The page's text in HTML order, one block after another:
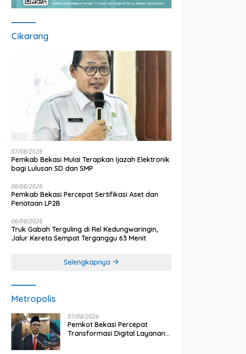
Cikarang
07/08/2026
Pemkab Bekasi Mulai Terapkan Ijazah Elektronik
bagi Lulusan SD dan SMP
06/08/2026
Pemkab Bekasi Percepat Sertifikasi Aset dan
Penataan LP2B
06/08/2026
Truk Gabah Terguling di Rel Kedungwaringin,
Jalur Kereta Sempat Terganggu 63 Menit
Selengkapnya
Metropolis
07/08/2026
Pemkot Bekasi Percepat
Transformasi Digital Layanan